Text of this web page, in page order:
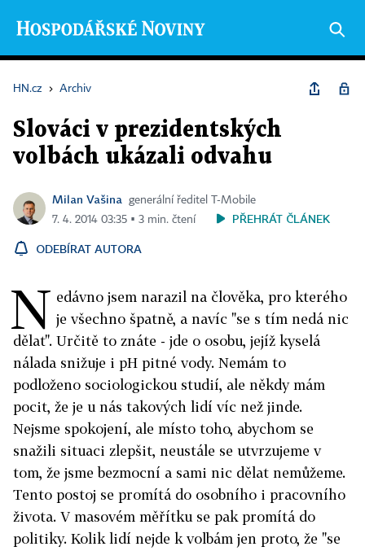
HN.cz › Archiv
Slováci v prezidentských
volbách ukázali odvahu
Milan Vašina
generální ředitel T-Mobile
7. 4. 2014 03:35 ▪ 3 min. čtení
PŘEHRÁT ČLÁNEK
ODEBÍRAT AUTORA
N edávno jsem narazil na člověka, pro kterého
je všechno špatně, a navíc "se s tím nedá nic
dělat". Určitě to znáte - jde o osobu, jejíž kyselá
nálada snižuje i pH pitné vody. Nemám to
podloženo sociologickou studií, ale někdy mám
pocit, že je u nás takových lidí víc než jinde.
Nejsme spokojení, ale místo toho, abychom se
snažili situaci zlepšit, neustále se utvrzujeme v
tom, že jsme bezmocní a sami nic dělat nemůžeme.
Tento postoj se promítá do osobního i pracovního
života. V masovém měřítku se pak promítá do
politiky. Kolik lidí nejde k volbám jen proto, že "se